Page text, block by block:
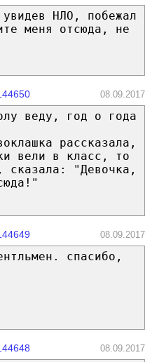
НЛО, побежал
меня отсюда, не
08.09.2017
веду, год о года
рассказала,
вели в класс, то
сказала: "Девочка,
08.09.2017
спасибо,
08.09.2017